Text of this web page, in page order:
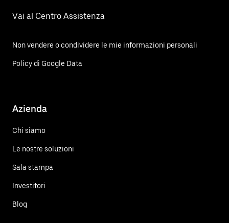
Vai al Centro Assistenza
Non vendere o condividere le mie informazioni personali
Policy di Google Data
Azienda
Chi siamo
Le nostre soluzioni
Sala stampa
Investitori
Blog